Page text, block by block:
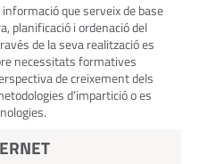
que serveix de base
planificació i ordenació del
de la seva realització es
necessitats formatives
de creixement dels
d’impartició o es